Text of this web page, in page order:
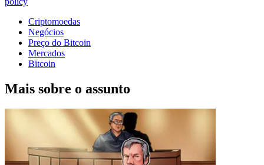
Criptomoedas
Negócios
Preço do Bitcoin
Mercados
Bitcoin
Mais sobre o assunto